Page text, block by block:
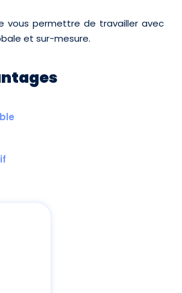
vous permettre de travailler avec
et sur-mesure.